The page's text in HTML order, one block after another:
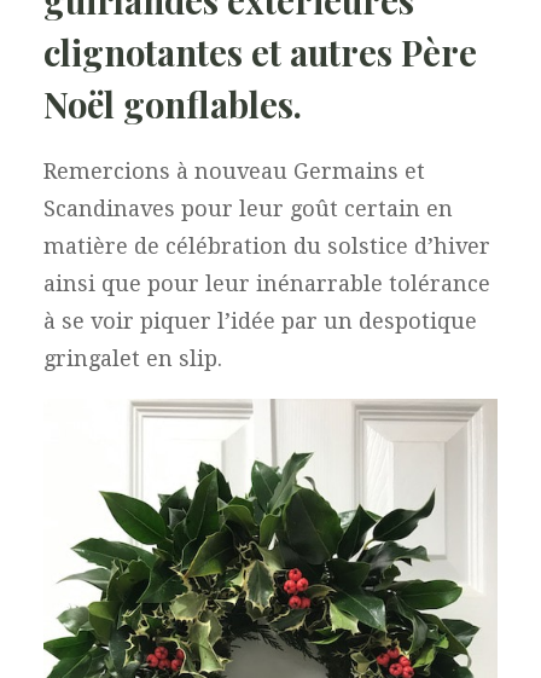
clignotantes et autres Père
Noël gonflables.
Remercions à nouveau Germains et
Scandinaves pour leur goût certain en
matière de célébration du solstice d’hiver
ainsi que pour leur inénarrable tolérance
à se voir piquer l’idée par un despotique
gringalet en slip.